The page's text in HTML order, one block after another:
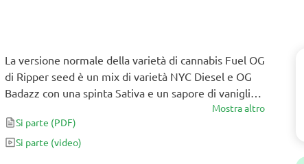
La versione normale della varietà di cannabis Fuel OG
di Ripper seed è un mix di varietà NYC Diesel e OG
Badazz con una spinta Sativa e un sapore di vaniglia.
Da questa pianta puoi aspettarti un raccolto
abbondante di cime ricoperte di tricomi. Queste
piccole bombe stimoleranno la tua creatività e ti
Mostra altro
Si parte (PDF)
Si parte (video)